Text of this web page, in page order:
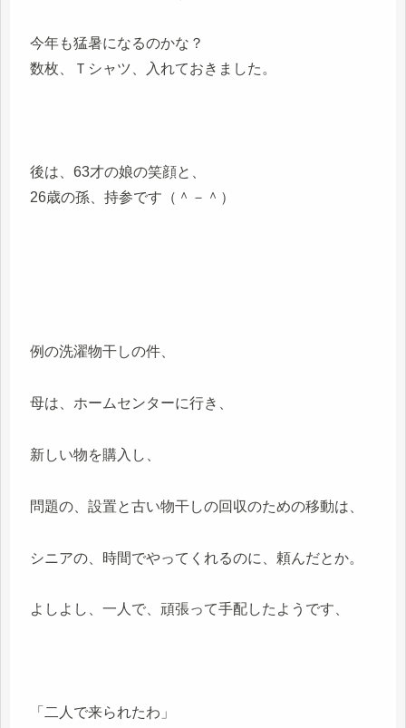
今年も猛暑になるのかな？
数枚、Ｔシャツ、入れておきました。
後は、63才の娘の笑顔と、
26歳の孫、持参です（＾－＾）
例の洗濯物干しの件、
母は、ホームセンターに行き、
新しい物を購入し、
問題の、設置と古い物干しの回収のための移動は、
シニアの、時間でやってくれるのに、頼んだとか。
よしよし、一人で、頑張って手配したようです、
「二人で来られたわ」